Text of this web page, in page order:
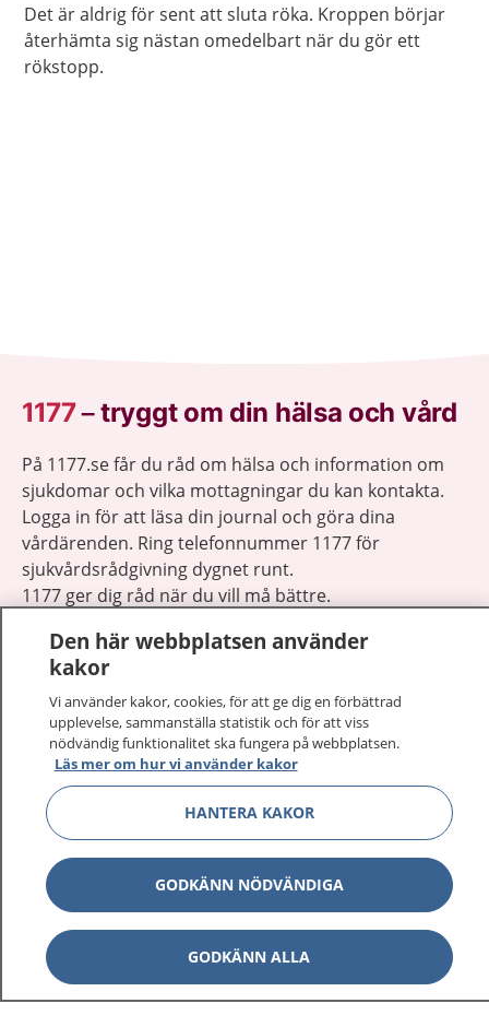
Det är aldrig för sent att sluta röka. Kroppen börjar
återhämta sig nästan omedelbart när du gör ett
rökstopp.
1177–tryggt om din hälsa och vård
På 1177.se får du råd om hälsa och information om
sjukdomar och vilka mottagningar du kan kontakta.
Logga in för att läsa din journal och göra dina
vårdärenden. Ring telefonnummer 1177 för
sjukvårdsrådgivning dygnet runt.
1177 ger dig råd när du vill må bättre.
1177 på flera språk
Om 1177 Visa
Kontakt
Behandling av personuppgifter
Hantering av kakor
Den här webbplatsen använder
kakor
Vi använder kakor, cookies, för att ge dig en förbättrad
upplevelse, sammanställa statistik och för att viss
nödvändig funktionalitet ska fungera på webbplatsen.
Läs mer om hur vi använder kakor
HANTERA KAKOR
GODKÄNN NÖDVÄNDIGA
GODKÄNN ALLA